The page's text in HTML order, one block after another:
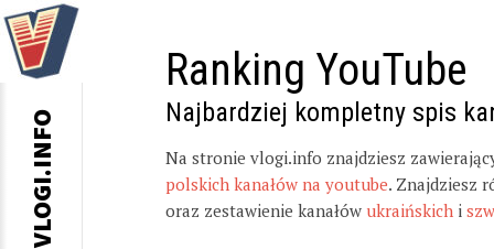
Ranking YouTube
Najbardziej kompletny spis
Na stronie vlogi.info znajdziesz
polskich kanałów na youtube. Znajdziesz
oraz zestawienie kanałów ukraińskich i
VLOGI.INFO